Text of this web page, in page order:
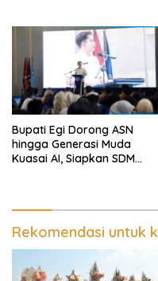
Bupati Egi Dorong ASN
hingga Generasi Muda
Kuasai AI, Siapkan SDM
Rekomendasi untuk